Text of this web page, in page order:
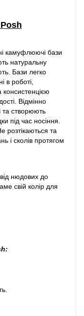
камуфлюючі бази
натуральну
Бази легко
в роботі,
Відмінно
та створюють
під час носіння.
розтікаються та
і сколів протягом
від нюдових до
свій колір для